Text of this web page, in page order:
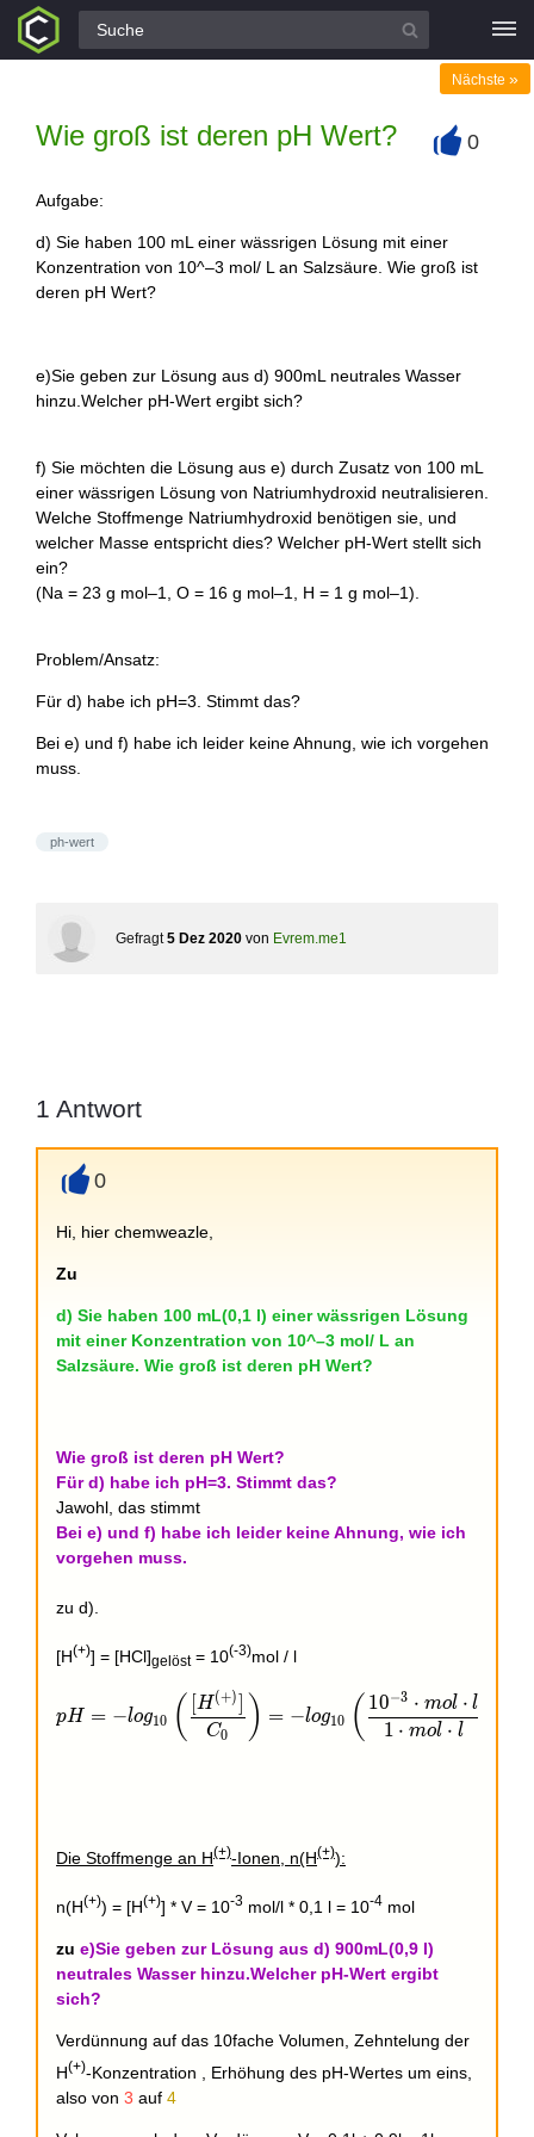
Alle Fragen
Wie groß ist deren pH Wert?
Nächste »
0
Aufgabe:
d) Sie haben 100 mL einer wässrigen Lösung mit einer
Konzentration von 10^–3 mol/ L an Salzsäure. Wie groß ist
deren pH Wert?
e)Sie geben zur Lösung aus d) 900mL neutrales Wasser
hinzu.Welcher pH-Wert ergibt sich?
f) Sie möchten die Lösung aus e) durch Zusatz von 100 mL
einer wässrigen Lösung von Natriumhydroxid neutralisieren.
Welche Stoffmenge Natriumhydroxid benötigen sie, und
welcher Masse entspricht dies? Welcher pH-Wert stellt sich
ein?
(Na = 23 g mol–1, O = 16 g mol–1, H = 1 g mol–1).
Problem/Ansatz:
Für d) habe ich pH=3. Stimmt das?
Bei e) und f) habe ich leider keine Ahnung, wie ich vorgehen
muss.
ph-wert
Gefragt 5 Dez 2020 von Evrem.me1
1 Antwort
0
Hi, hier chemweazle,
Zu
d) Sie haben 100 mL(0,1 l) einer wässrigen Lösung
mit einer Konzentration von 10^–3 mol/ L an
Salzsäure. Wie groß ist deren pH Wert?
Wie groß ist deren pH Wert?
Für d) habe ich pH=3. Stimmt das?
Jawohl, das stimmt
Bei e) und f) habe ich leider keine Ahnung, wie ich
vorgehen muss.
zu d).
[H(+)] = [HCl]gelöst= 10(-3)mol / l
pH = -
pH = −log10 ( C0
[H (+)] ) = −log10 ( 1 ⋅ mol ⋅ l
10−3 ⋅ mol ⋅ l
Die Stoffmenge an H(+)-Ionen, n(H(+)):
n(H(+)) = [H(+)] * V = 10-3 mol/l * 0,1 l = 10-4 mol
zu e)Sie geben zur Lösung aus d) 900mL(0,9 l)
neutrales Wasser hinzu.Welcher pH-Wert ergibt
sich?
Verdünnung auf das 10fache Volumen, Zehntelung der
H(+)-Konzentration , Erhöhung des pH-Wertes um eins,
also von 3 auf 4